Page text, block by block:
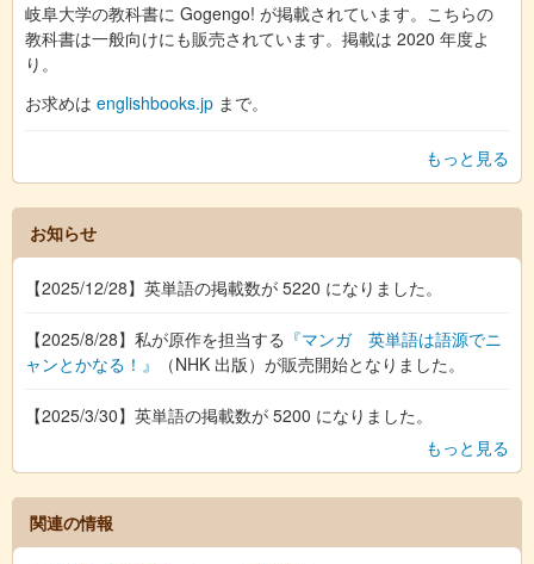
岐阜大学の教科書に Gogengo! が掲載されています。こちらの
教科書は一般向けにも販売されています。掲載は 2020 年度よ
り。
お求めは englishbooks.jp まで。
もっと見る
お知らせ
【2025/12/28】英単語の掲載数が 5220 になりました。
【2025/8/28】私が原作を担当する 『マンガ 英単語は語源でニ
ャンとかなる！』
（NHK 出版）が販売開始となりました。
【2025/3/30】英単語の掲載数が 5200 になりました。
もっと見る
関連の情報